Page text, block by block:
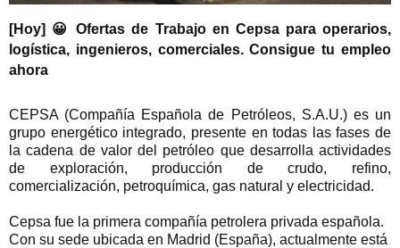
[Hoy] 😀 Ofertas de Trabajo en Cepsa para operarios,
logística, ingenieros, comerciales. Consigue tu empleo
ahora
CEPSA (Compañía Española de Petróleos, S.A.U.) es un
grupo energético integrado, presente en todas las fases de
la cadena de valor del petróleo que desarrolla actividades
de exploración, producción de crudo, refino,
comercialización, petroquímica, gas natural y electricidad.
Cepsa fue la primera compañía petrolera privada española.
Con su sede ubicada en Madrid (España), actualmente está